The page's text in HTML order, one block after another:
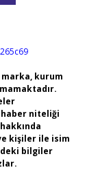
kurum
niteliği
kişiler ile isim
bilgiler